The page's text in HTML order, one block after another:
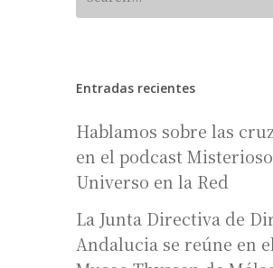
Entradas recientes
Hablamos sobre las
en el podcast Misterioso
Universo en la Red
La Junta Directiva de
Andalucia se reúne en el